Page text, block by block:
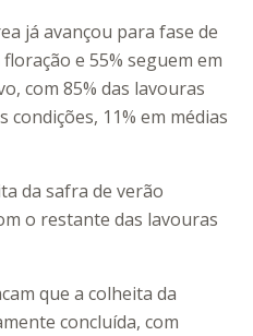
já avançou para fase de
e 55% seguem em
com 85% das lavouras
condições, 11% em médias
da safra de verão
o restante das lavouras
que a colheita da
concluída, com